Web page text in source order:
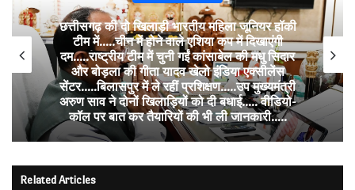
छत्तीसगढ़ की दो खिलाड़ी भारतीय महिला जूनियर हॉकी
टीम में…..चीन में होने वाले एशिया कप में दिखाएंगी
दम…..राष्ट्रीय टीम में चुनी गईं कांसाबेल की मधु सिदार
और बोड़ला की गीता यादव खेलो इंडिया एक्सीलेंस
सेंटर…..बिलासपुर में ले रहीं प्रशिक्षण…..उप मुख्यमंत्री
अरुण साव ने दोनों खिलाड़ियों को दी बधाई….. वीडियो-
कॉल पर बात कर तैयारियों की भी ली जानकारी…..
Related Articles